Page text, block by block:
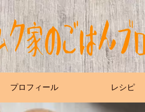
プロフィール レシピ